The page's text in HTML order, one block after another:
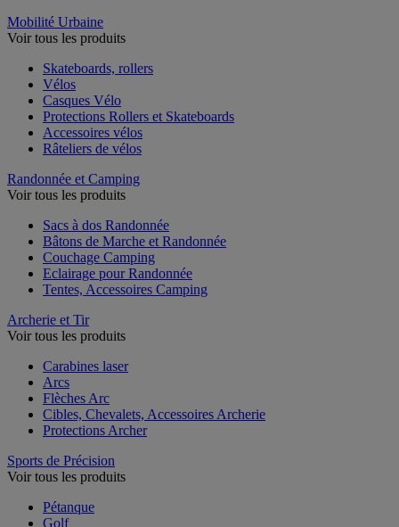
Mobilité Urbaine
Voir tous les produits
Skateboards, rollers
Vélos
Casques Vélo
Protections Rollers et Skateboards
Accessoires vélos
Râteliers de vélos
Randonnée et Camping
Voir tous les produits
Sacs à dos Randonnée
Bâtons de Marche et Randonnée
Couchage Camping
Eclairage pour Randonnée
Tentes, Accessoires Camping
Archerie et Tir
Voir tous les produits
Carabines laser
Arcs
Flèches Arc
Cibles, Chevalets, Accessoires Archerie
Protections Archer
Sports de Précision
Voir tous les produits
Pétanque
Golf